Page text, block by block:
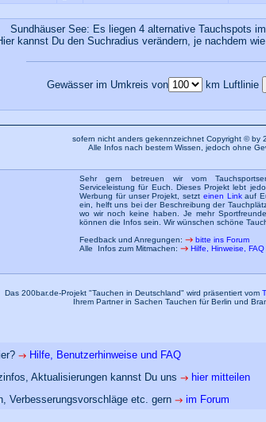
Sundhäuser See: Es liegen 4 alternative Tauchspots
kannst Du den Suchradius verändern, je nachdem
Gewässer im Umkreis von km Luftlinie
sofern nicht anders gekennzeichnet Copyright © by
Alle Infos nach bestem Wissen, jedoch ohne
Sehr gern betreuen wir vom
Serviceleistung für Euch. Dieses Projekt lebt
Werbung für unser Projekt, setzt einen Linkauf
ein, helft uns bei der Beschreibung der
wo wir noch keine haben. Je mehr
können die Infos sein. Wir wünschen schöne
Feedback und Anregungen:
bitte ins Forum
Alle Infos zum Mitmachen:
Hilfe, Hinweise, FAQ
Das 200bar.de-Projekt "Tauchen in Deutschland" wird präsentiert vom
Ihrem Partner in Sachen Tauchen für Berlin und
Hilfe, Benutzerhinweise und FAQ
Aktualisierungen kannst Du uns
hier mitteilen
Verbesserungsvorschläge etc. gern
im Forum